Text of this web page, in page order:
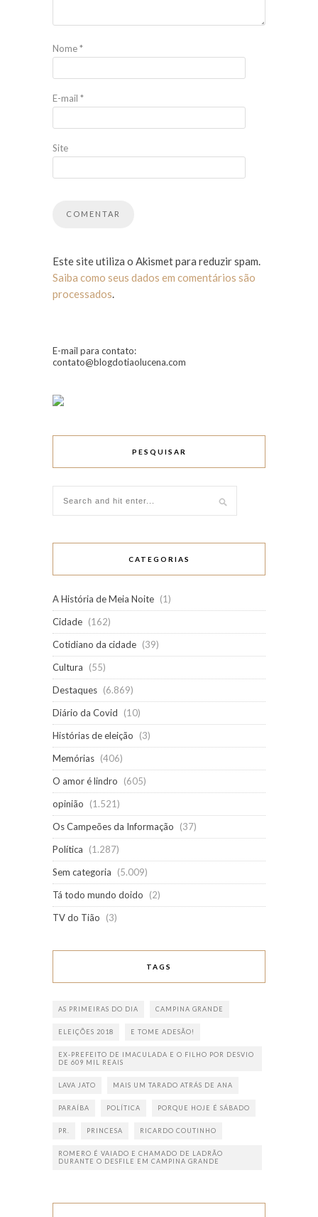
Nome*
E-mail *
Site
Este site utiliza o Akismet para reduzir spam.
Saiba como seus dados em comentários são
processados.
E-mail para contato:
contato@blogdotiaolucena.com
PESQUISAR
CATEGORIAS
A História de Meia Noite (1)
Cidade (162)
Cotidiano da cidade (39)
Cultura
(55)
Destaques (6.869)
Diário da Covid
(10)
Histórias de eleição
(3)
Memórias (406)
O amor é lindro
(605)
opinião
(1.521)
Os Campeões da Informação
(37)
Política
(1.287)
Sem categoria
(5.009)
Tá todo mundo doido
(2)
TV do Tião
(3)
TAGS
AS PRIMEIRAS DO DIA CAMPINA GRANDE
ELEIÇÕES 2018 E TOME ADESÃO!
EX-PREFEITO DE IMACULADA E O FILHO POR DESVIO
DE 609 MIL REAIS
LAVA JATO MAIS UM TARADO ATRÁS DE ANA
PARAÍBA POLÍTICA PORQUE HOJE É SÁBADO
PR. PRINCESA RICARDO COUTINHO
ROMERO É VAIADO E CHAMADO DE LADRÃO
DURANTE O DESFILE EM CAMPINA GRANDE